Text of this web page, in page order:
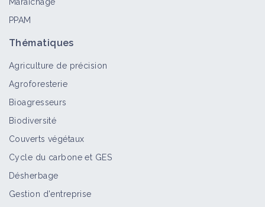
PPAM
Thématiques
Agriculture de précision
Agroforesterie
Bioagresseurs
Biodiversité
Couverts végétaux
Cycle du carbone et GES
Désherbage
Gestion d'entreprise